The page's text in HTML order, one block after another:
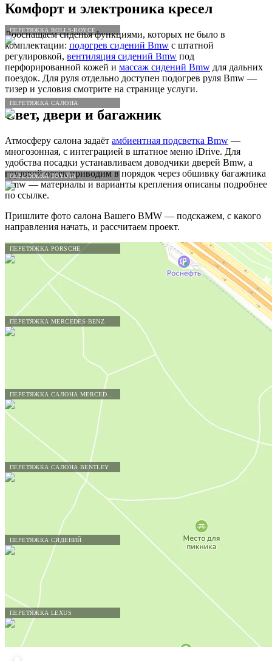
ПЕРЕТЯЖКА ROLLS-ROYCE
ПЕРЕТЯЖКА САЛОНА
ПЕРЕТЯЖКА TOYOTA
ПЕРЕТЯЖКА PORSCHE
ПЕРЕТЯЖКА MERCEDES-BENZ
ПЕРЕТЯЖКА САЛОНА BENTLEY
ПЕРЕТЯЖКА СИДЕНИЙ
ПЕРЕТЯЖКА LEXUS
Комфорт и электроника кресел
Дооснащаем сиденья функциями, которых не было в
комплектации: подогрев сидений Bmw с штатной
регулировкой, вентиляция сидений Bmw под
перфорированной кожей и массаж сидений Bmw для дальних
поездок. Для руля отдельно доступен подогрев руля Bmw —
тизер и условия смотрите на странице услуги.
Свет, двери и багажник
Атмосферу салона задаёт амбиентная подсветка Bmw —
многозонная, с интеграцией в штатное меню iDrive. Для
удобства посадки устанавливаем доводчики дверей Bmw, а
грузовой отсек приводим в порядок через обшивку багажника
Bmw — материалы и варианты крепления описаны подробнее
по ссылке.
Пришлите фото салона Вашего BMW — подскажем, с какого
направления начать, и рассчитаем проект.